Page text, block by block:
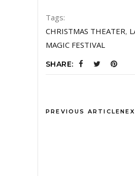
Tags:
CHRISTMAS THEATER,
MAGIC FESTIVAL
SHARE:
PREVIOUS ARTICLE